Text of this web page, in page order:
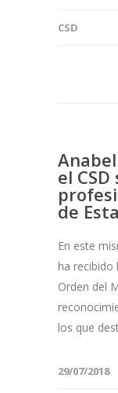
CSD
el
de
En este
ha recibido
Orden del
los que
29/07/2018